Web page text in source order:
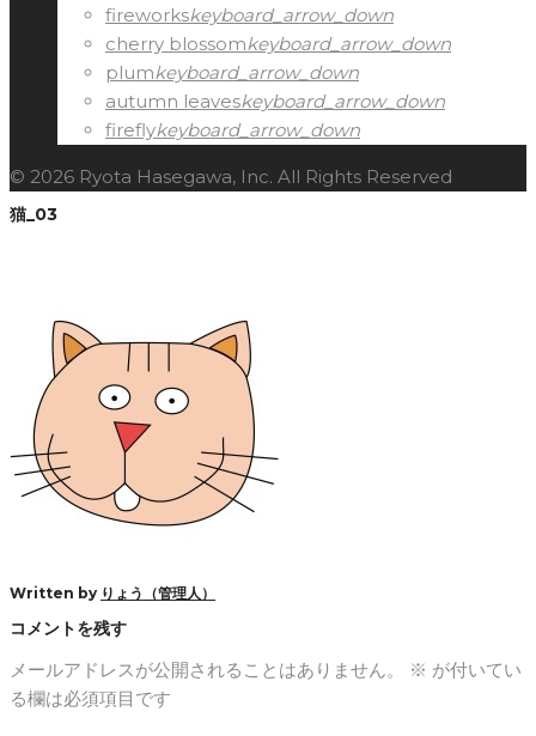
fireworkskeyboard_arrow_down
cherry blossomkeyboard_arrow_down
plumkeyboard_arrow_down
autumn leaveskeyboard_arrow_down
fireflykeyboard_arrow_down
© 2026 Ryota Hasegawa, Inc. All Rights Reserved
猫_03
Written by りょう（管理人）
コメントを残す
メールアドレスが公開されることはありません。 ※ が付いてい
る欄は必須項目です